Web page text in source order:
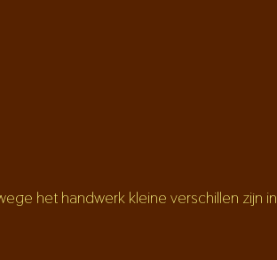
het handwerk kleine verschillen zijn in